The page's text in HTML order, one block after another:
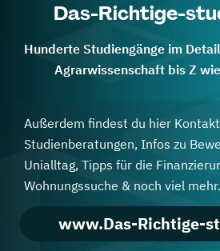
Das-Richtige-
Hunderte Studiengänge im
Agrarwissenschaft bis Z
Außerdem findest du hier
Studienberatungen, Infos zu
Unialltag, Tipps für die
Wohnungssuche & noch viel mehr.
www.Das-Richtige-